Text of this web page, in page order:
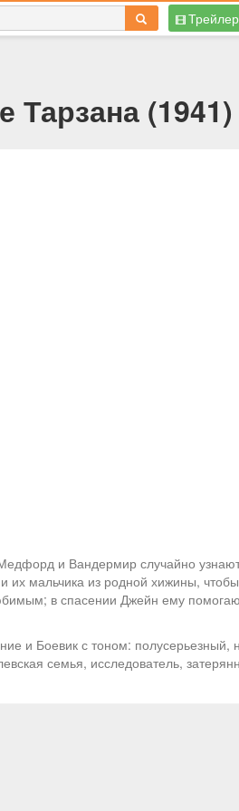
и Вандермир случайно
мальчика из родной хижины,
в спасении Джейн ему
и Боевик с тоном:
семья, исследователь,